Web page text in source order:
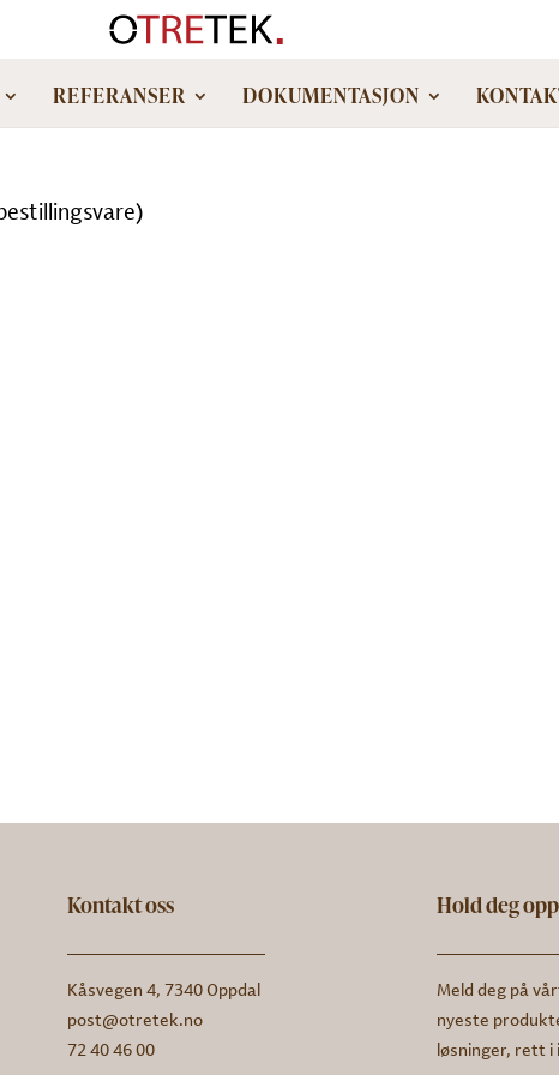
REFERANSER DOKUMENTASJON
Kontakt oss
Kåsvegen 4, 7340 Oppdal
post@otretek.no
72 40 46 00
Hold deg
Meld deg på
nyeste
løsninger, rett i